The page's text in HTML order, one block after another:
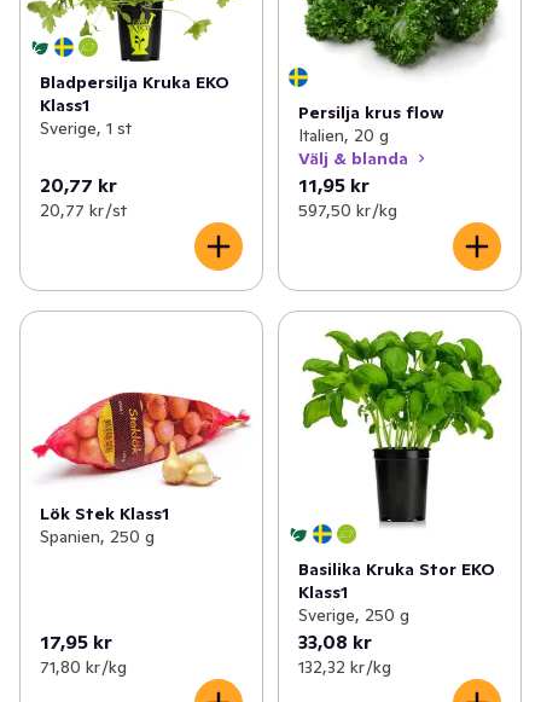
Bladpersilja Kruka EKO
Klass1
Sverige, 1 st
20,77 kr
20,77 kr /st
Persilja krus flow
Italien, 20 g
Välj & blanda
11,95 kr
597,50 kr /kg
Lök Stek Klass1
Spanien, 250 g
17,95 kr
71,80 kr /kg
Basilika Kruka Stor EKO
Klass1
Sverige, 250 g
33,08 kr
132,32 kr /kg